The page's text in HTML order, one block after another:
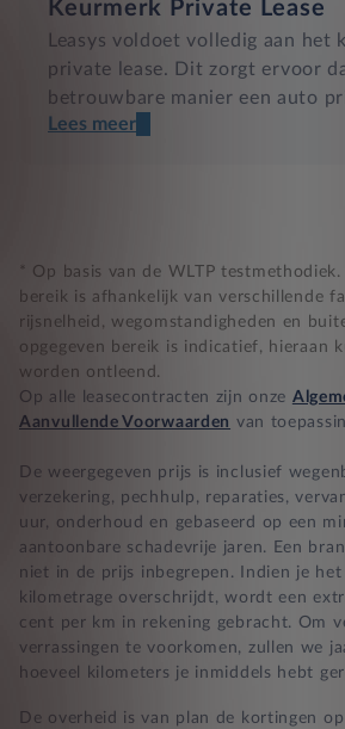
Keurmerk Private Lease
Leasys voldoet volledig aan het
private lease. Dit zorgt ervoor
betrouwbare manier een auto
Nooit te hoge financiële
BB 14 dagen bedenktijd
Zekerheid bij klachten
Lees meer
* Op basis van de WLTP
bereik is afhankelijk van verschillende
rijsnelheid, wegomstandigheden en
opgegeven bereik is indicatief, hieraan
worden ontleend.
Op alle leasecontracten zijn onze
Aanvullende Voorwaarden van
De weergegeven prijs is inclusief
verzekering, pechhulp, reparaties,
uur, onderhoud en gebaseerd op een
aantoonbare schadevrije jaren. Een
niet in de prijs inbegrepen. Indien je het
kilometrage overschrijdt, wordt een
cent per km in rekening gebracht. Om
verrassingen te voorkomen, zullen we
hoeveel kilometers je inmiddels hebt
De overheid is van plan de kortingen